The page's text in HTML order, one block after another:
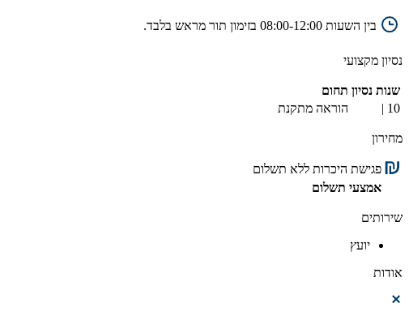
בין השעות 08:00-12:00 בזימון תור מראש בלבד.
נסיון מקצועי
שנות נסיון תחום
10 |
הוראה מתקנת
מחירון
פגישת היכרות ללא תשלום
אמצעי תשלום
שירותים
יועץ
אודות